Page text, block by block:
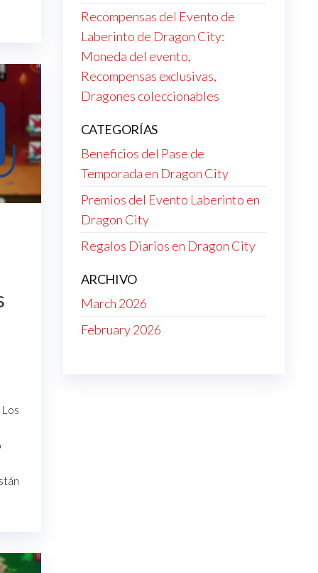
Recompensas del Evento de
Laberinto de Dragon City:
Moneda del evento,
Recompensas exclusivas,
Dragones coleccionables
CATEGORÍAS
Beneficios del Pase de
Temporada en Dragon City
Premios del Evento Laberinto en
Dragon City
Regalos Diarios en Dragon City
ARCHIVO
March 2026
February 2026